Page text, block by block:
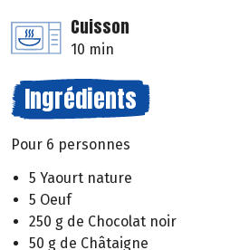
Cuisson
10 min
Ingrédients
Pour 6 personnes
5 Yaourt nature
5 Oeuf
250 g de Chocolat noir
50 g de Châtaigne